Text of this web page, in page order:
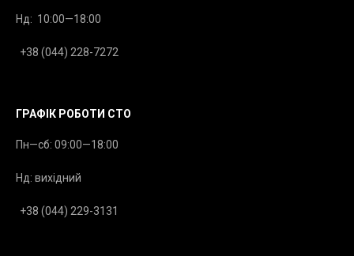
Нд: 10:00—18:00
+38 (044) 228-7272
ГРАФІК РОБОТИ СТО
Пн—сб: 09:00—18:00
Нд: вихідний
+38 (044) 229-3131